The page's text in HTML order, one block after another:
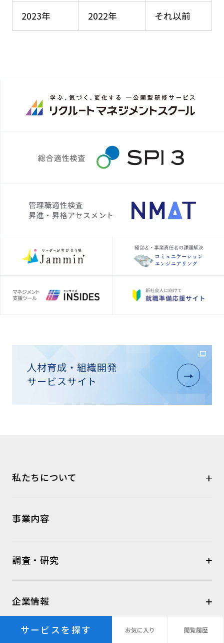
2023年 2022年 それ以前
人材育成・組織開発
サービスサイト
サービスを探す お気に 入り 閲覧履歴
私たちについて
事業内容
調査・研究
企業情報